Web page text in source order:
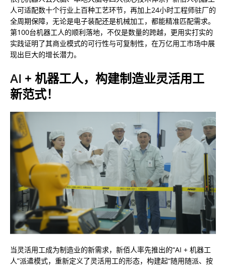
人可适配数十个行业上百种工艺环节，再加上24小时工程师驻厂的
全周期保障，无论是电子装配还是机械加工，都能精准匹配需求。
第100台机器工人的顺利落地，不仅是数量的跨越，更用实打实的
实践证明了其商业模式的可行性与可复制性，在万亿用工市场中展
现出巨大的增长潜力。
AI + 机器工人，构建制造业灵活用工
新范式！
当灵活用工成为制造业的新需求，新佰人率先推出的“AI + 机器工
人”派遣模式，重新定义了灵活用工的形态，构建起“随用随派、按